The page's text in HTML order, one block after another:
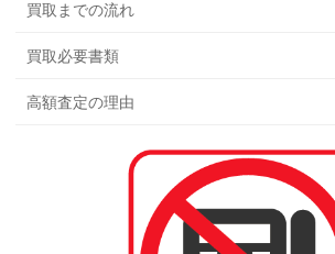
買取までの流れ
買取必要書類
高額査定の理由